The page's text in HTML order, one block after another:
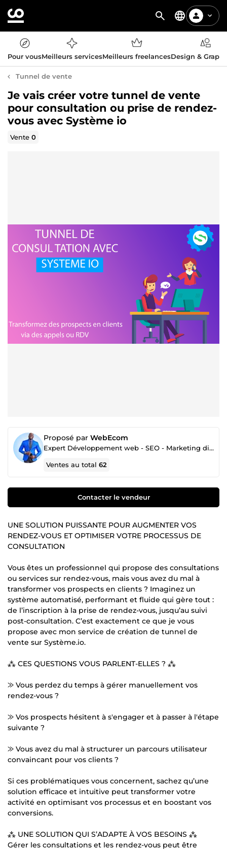
Pour vousMeilleurs servicesMeilleurs freelancesDesign &
Tunnel de vente
Je vais créer votre tunnel de vente
pour consultation ou prise de rendez-
vous avec Système io
Vente0
Proposé par WebEcom
Expert Développement web - SEO - Marketing digital
Ventes au total62
Contacter le vendeur
UNE SOLUTION PUISSANTE POUR AUGMENTER VOS
RENDEZ-VOUS ET OPTIMISER VOTRE PROCESSUS DE
CONSULTATION
Vous êtes un professionnel qui propose des consultations
ou services sur rendez-vous, mais vous avez du mal à
transformer vos prospects en clients ? Imaginez un
système automatisé, performant et fluide qui gère tout :
de l’inscription à la prise de rendez-vous, jusqu’au suivi
post-consultation. C’est exactement ce que je vous
propose avec mon service de création de tunnel de
vente sur Système.io.
⁂ CES QUESTIONS VOUS PARLENT-ELLES ? ⁂
⨠ Vous perdez du temps à gérer manuellement vos
rendez-vous ?
⨠ Vos prospects hésitent à s'engager et à passer à l'étape
suivante ?
⨠ Vous avez du mal à structurer un parcours utilisateur
convaincant pour vos clients ?
Si ces problématiques vous concernent, sachez qu’une
solution efficace et intuitive peut transformer votre
activité en optimisant vos processus et en boostant vos
conversions.
⁂ UNE SOLUTION QUI S’ADAPTE À VOS BESOINS ⁂
Gérer les consultations et les rendez-vous peut être